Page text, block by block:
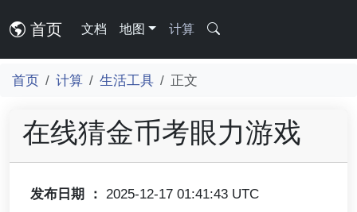
首页 文档 地图 计算
首页 计算 生活工具 正文
在线猜金币考眼力游戏
发布日期 ： 2025-12-17 01:41:43 UTC